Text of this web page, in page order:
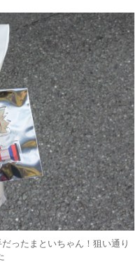
ったまといちゃん！狙い通り